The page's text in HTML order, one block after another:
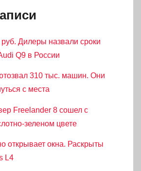
Дилеры назвали сроки
Q9 в России
310 тыс. машин. Они
с места
Freelander 8 сошел с
зеленом цвете
открывает окна. Раскрыты
L4